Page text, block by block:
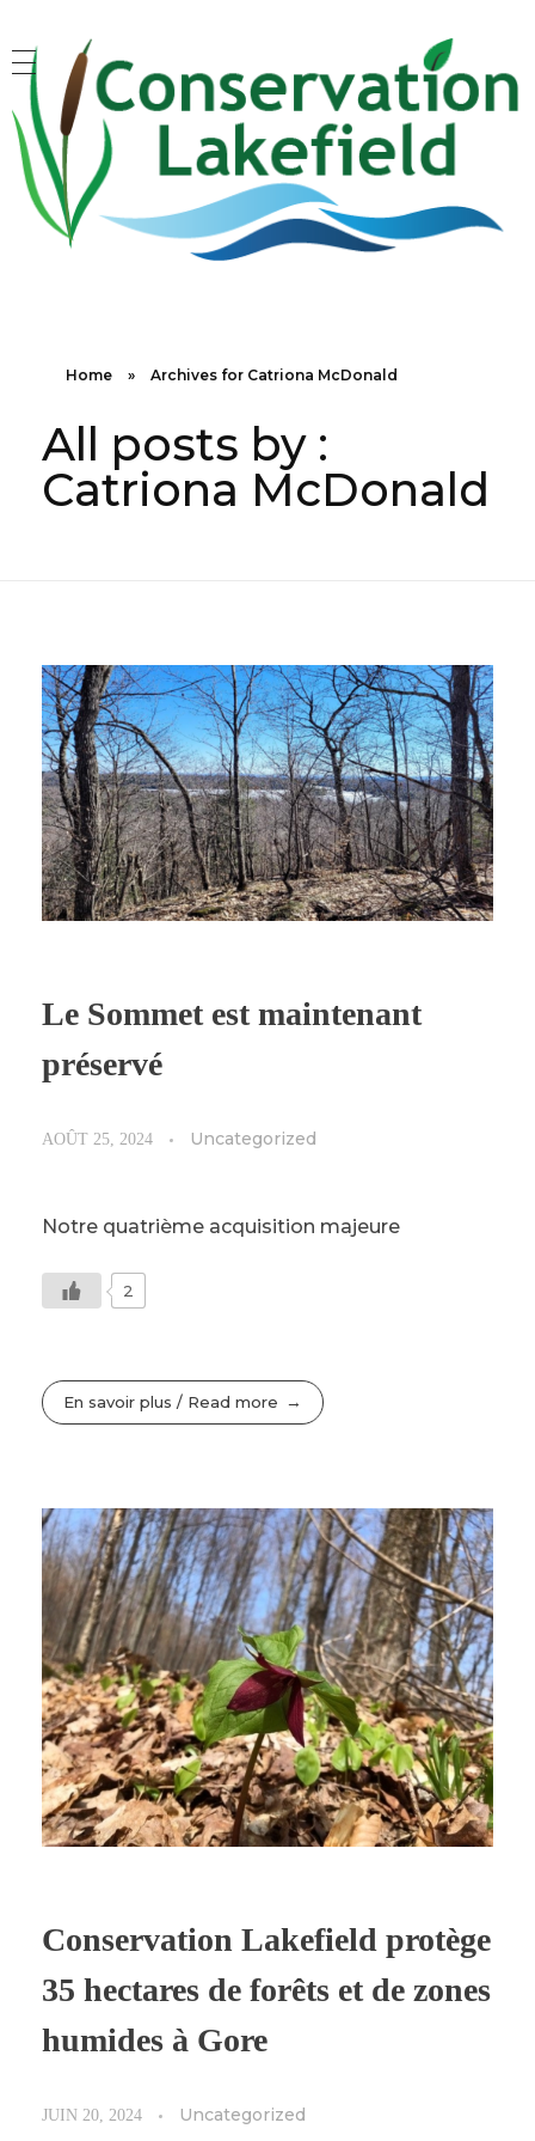
Home » Archives for Catriona McDonald
All posts by :
Catriona McDonald
Le Sommet est maintenant
préservé
AOÛT 25, 2024 Uncategorized
Notre quatrième acquisition majeure
2
En savoir plus / Read more
Conservation Lakefield protège
35 hectares de forêts et de zones
humides à Gore
JUIN 20, 2024 Uncategorized